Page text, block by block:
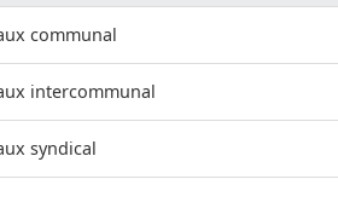
communal
intercommunal
syndical